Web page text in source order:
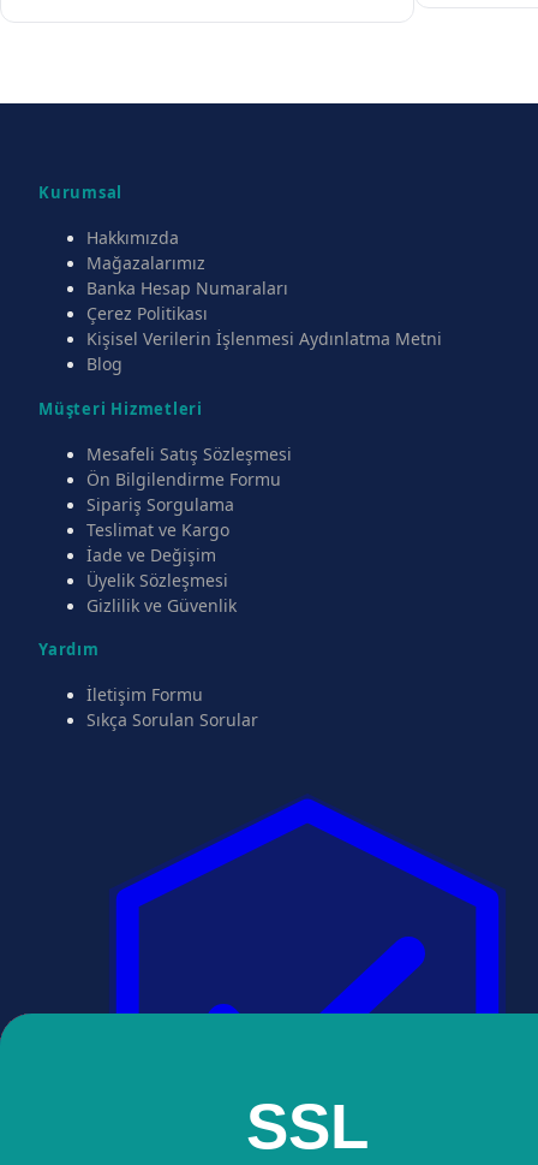
Kurumsal
Hakkımızda
Mağazalarımız
Banka Hesap Numaraları
Çerez Politikası
Kişisel Verilerin İşlenmesi Aydınlatma Metni
Blog
Müşteri Hizmetleri
Mesafeli Satış Sözleşmesi
Ön Bilgilendirme Formu
Sipariş Sorgulama
Teslimat ve Kargo
İade ve Değişim
Üyelik Sözleşmesi
Gizlilik ve Güvenlik
Yardım
İletişim Formu
Sıkça Sorulan Sorular